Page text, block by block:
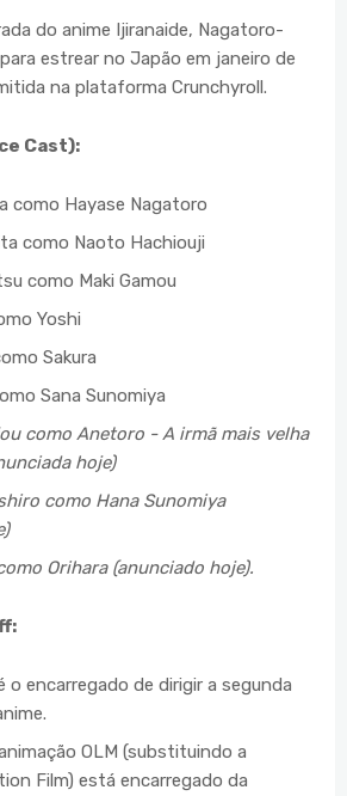
do anime Ijiranaide, Nagatoro-
estrear no Japão em janeiro de
na plataforma Crunchyroll.
Cast):
como Hayase Nagatoro
como Naoto Hachiouji
como Maki Gamou
Yoshi
Sakura
Sana Sunomiya
como Anetoro - A irmã mais velha
hoje)
como Hana Sunomiya
Orihara (anunciado hoje).
o encarregado de dirigir a segunda
OLM (substituindo a
Film) está encarregado da